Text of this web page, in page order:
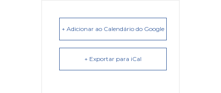
+ Adicionar ao Calendário do Google
+ Exportar para iCal